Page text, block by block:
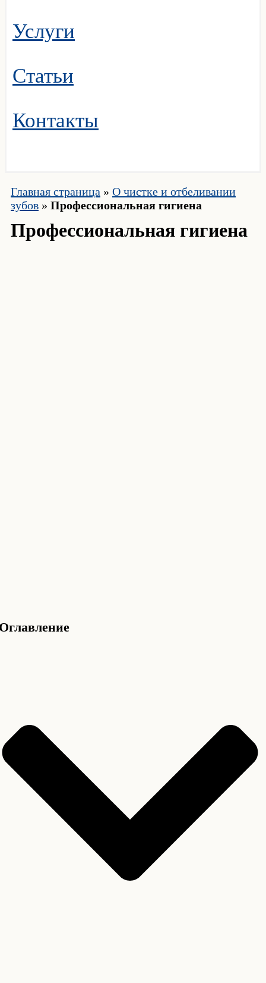
Услуги
Статьи
Контакты
Главная страница » О чистке и отбеливании
зубов » Профессиональная гигиена
Профессиональная гигиена